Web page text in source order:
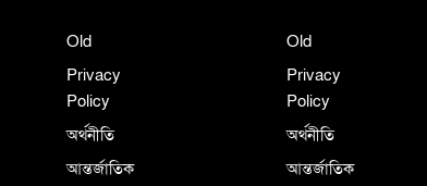
Old
Privacy
Policy
অর্থনীতি
আন্তর্জাতিক
Old
Privacy
Policy
অর্থনীতি
আন্তর্জাতিক